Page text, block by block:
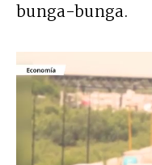
bunga-bunga.